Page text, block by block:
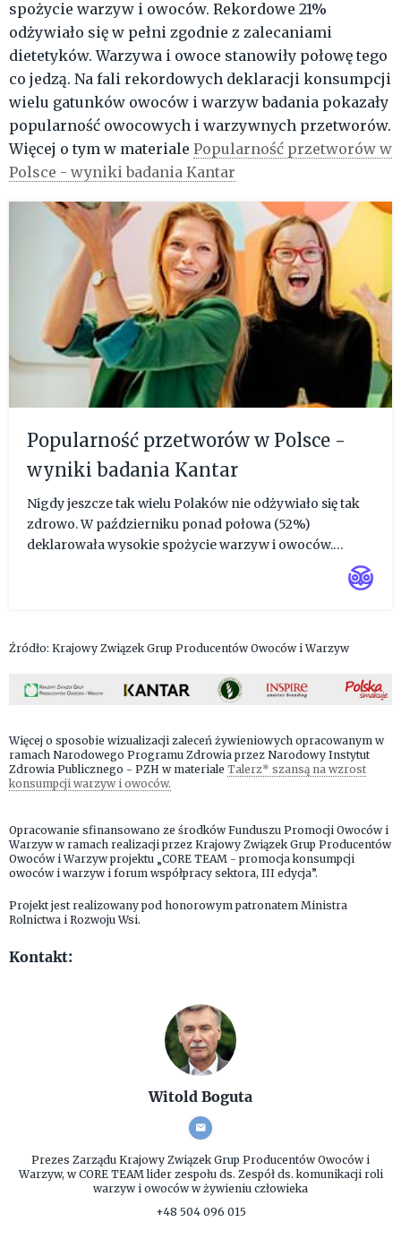
spożycie warzyw i owoców. Rekordowe 21%
odżywiało się w pełni zgodnie z zalecaniami
dietetyków. Warzywa i owoce stanowiły połowę tego
co jedzą. Na fali rekordowych deklaracji konsumpcji
wielu gatunków owoców i warzyw badania pokazały
popularność owocowych i warzywnych przetworów.
Więcej o tym w materiale Popularność przetworów w
Polsce - wyniki badania Kantar
Popularność przetworów w Polsce -
wyniki badania Kantar
Nigdy jeszcze tak wielu Polaków nie odżywiało się tak
zdrowo. W październiku ponad połowa (52%)
deklarowała wysokie spożycie warzyw i owoców.
zalecaniami dietetyków. Warzywa i owoce stanowiły
Źródło: Krajowy Związek Grup Producentów Owoców i Warzyw
Więcej o sposobie wizualizacji zaleceń żywieniowych opracowanym w
ramach Narodowego Programu Zdrowia przez Narodowy Instytut
Zdrowia Publicznego - PZH w materiale Talerz* szansą na wzrost
konsumpcji warzyw i owoców.
Opracowanie sfinansowano ze środków Funduszu Promocji Owoców i
Warzyw w ramach realizacji przez Krajowy Związek Grup Producentów
Owoców i Warzyw projektu „CORE TEAM - promocja konsumpcji
owoców i warzyw i forum współpracy sektora, III edycja”.
Projekt jest realizowany pod honorowym patronatem Ministra
Rolnictwa i Rozwoju Wsi.
Kontakt:
Witold Boguta
Prezes Zarządu Krajowy Związek Grup Producentów Owoców i
Warzyw, w CORE TEAM lider zespołu ds. Zespół ds. komunikacji roli
warzyw i owoców w żywieniu człowieka
+48 504 096 015